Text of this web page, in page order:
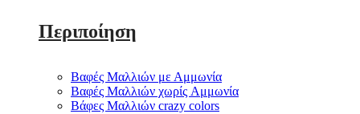
Περιποίηση
Βαφές Μαλλιών με Αμμωνία
Βαφές Μαλλιών χωρίς Aμμωνία
Βάφες Μαλλιών crazy colors